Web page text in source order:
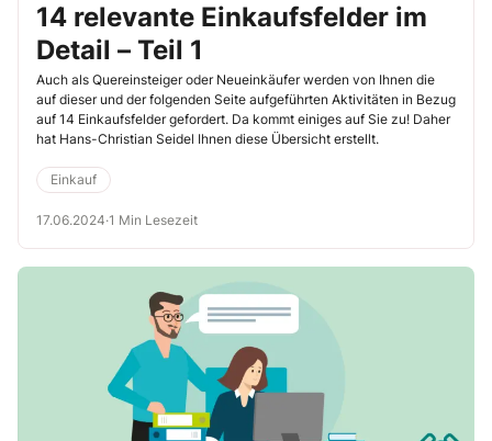
14 relevante Einkaufsfelder im
Detail – Teil 1
Auch als Quereinsteiger oder Neueinkäufer werden von Ihnen die
auf dieser und der folgenden Seite aufgeführten Aktivitäten in Bezug
auf 14 Einkaufsfelder gefordert. Da kommt einiges auf Sie zu! Daher
hat Hans-Christian Seidel Ihnen diese Übersicht erstellt.
Einkauf
17.06.2024·1 Min Lesezeit